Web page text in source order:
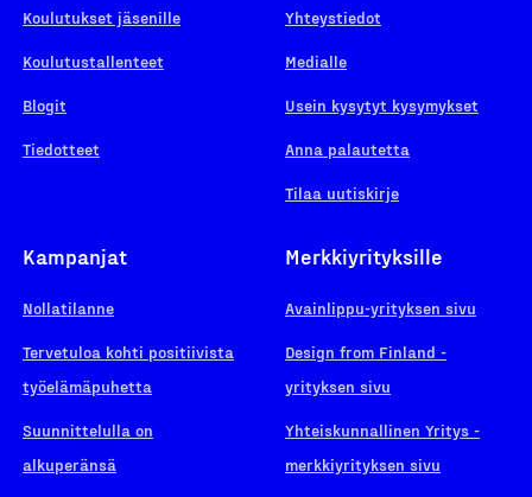
Koulutukset jäsenille
Koulutustallenteet
Blogit
Tiedotteet
Yhteystiedot
Medialle
Usein kysytyt kysymykset
Anna palautetta
Tilaa uutiskirje
Kampanjat
Nollatilanne
Tervetuloa kohti positiivista
työelämäpuhetta
Suunnittelulla on
alkuperänsä
Merkkiyrityksille
Avainlippu-yrityksen sivu
Design from Finland -
yrityksen sivu
Yhteiskunnallinen Yritys -
merkkiyrityksen sivu